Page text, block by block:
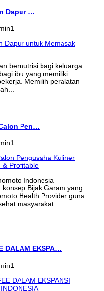
Dapur …
bernutrisi bagi keluarga
ibu yang memiliki
Memilih peralatan
Pen…
Indonesia
Bijak Garam yang
Health Provider guna
masyarakat
DALAM EKSPA…